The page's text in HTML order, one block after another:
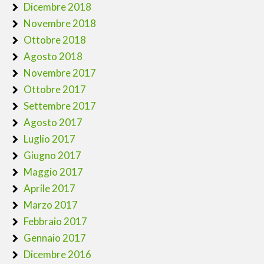
Dicembre 2018
Novembre 2018
Ottobre 2018
Agosto 2018
Novembre 2017
Ottobre 2017
Settembre 2017
Agosto 2017
Luglio 2017
Giugno 2017
Maggio 2017
Aprile 2017
Marzo 2017
Febbraio 2017
Gennaio 2017
Dicembre 2016